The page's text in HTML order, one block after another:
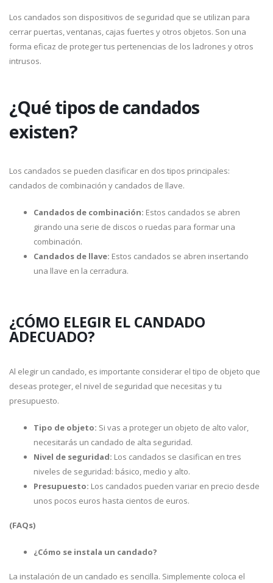
Los candados son dispositivos de seguridad que se utilizan para
cerrar puertas, ventanas, cajas fuertes y otros objetos. Son una
forma eficaz de proteger tus pertenencias de los ladrones y otros
intrusos.
¿Qué tipos de candados
existen?
Los candados se pueden clasificar en dos tipos principales:
candados de combinación y candados de llave.
Candados de combinación: Estos candados se abren
girando una serie de discos o ruedas para formar una
combinación.
Candados de llave: Estos candados se abren insertando
una llave en la cerradura.
¿CÓMO ELEGIR EL CANDADO
ADECUADO?
Al elegir un candado, es importante considerar el tipo de objeto que
deseas proteger, el nivel de seguridad que necesitas y tu
presupuesto.
Tipo de objeto: Si vas a proteger un objeto de alto valor,
necesitarás un candado de alta seguridad.
Nivel de seguridad: Los candados se clasifican en tres
niveles de seguridad: básico, medio y alto.
Presupuesto: Los candados pueden variar en precio desde
unos pocos euros hasta cientos de euros.
(FAQs)
¿Cómo se instala un candado?
La instalación de un candado es sencilla. Simplemente coloca el